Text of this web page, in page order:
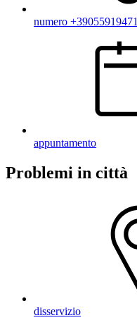
numero +39055919471
appuntamento
Problemi in città
disservizio